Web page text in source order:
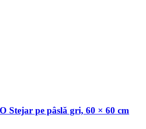
pe pâslă gri, 60 × 60 cm